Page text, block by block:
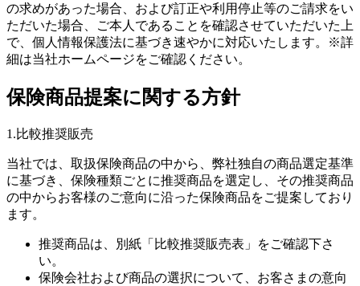
の求めがあった場合、および訂正や利用停止等のご請求をい
ただいた場合、ご本人であることを確認させていただいた上
で、個人情報保護法に基づき速やかに対応いたします。※詳
細は当社ホームページをご確認ください。
保険商品提案に関する方針
1.比較推奨販売
当社では、取扱保険商品の中から、弊社独自の商品選定基準
に基づき、保険種類ごとに推奨商品を選定し、その推奨商品
の中からお客様のご意向に沿った保険商品をご提案しており
ます。
推奨商品は、別紙「比較推奨販売表」をご確認下さ
い。
保険会社および商品の選択について、お客さまの意向